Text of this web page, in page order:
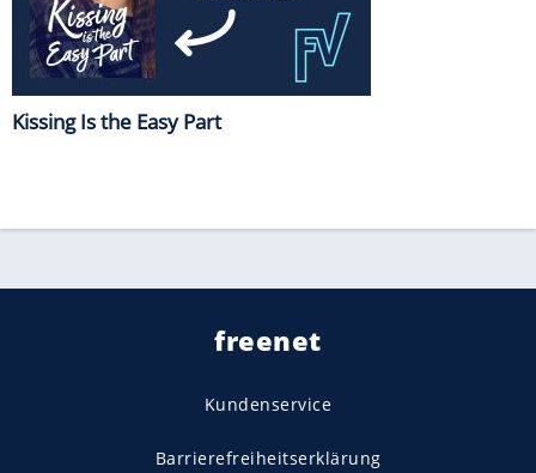
Kissing Is the Easy Part
freenet
Kundenservice
Barrierefreiheitserklärung